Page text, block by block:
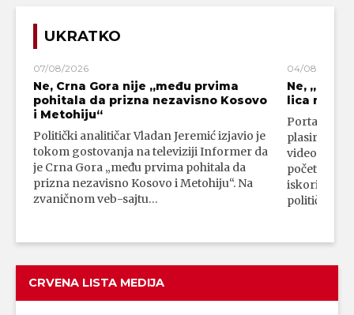
UKRATKO
07/08/2026
Ne, Crna Gora nije „među prvima
pohitala da prizna nezavisno Kosovo
i Metohiju“
Politički analitičar Vladan Jeremić izjavio je
tokom gostovanja na televiziji Informer da
je Crna Gora „među prvima pohitala da
prizna nezavisno Kosovo i Metohiju“. Na
zvaničnom veb-sajtu…
04/08/2026
Ne,
lica
Portal 24
plasirali su
video-
početka
iskorišćava
političkim
CRVENA LISTA MEDIJA